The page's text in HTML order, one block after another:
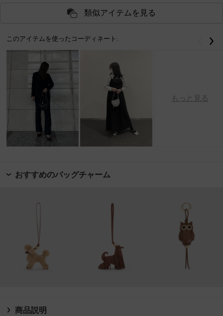
類似アイテムを見る
このアイテムを使ったコーディネート:
もっと見る
戻る
おすすめのバッグチャーム
商品説明